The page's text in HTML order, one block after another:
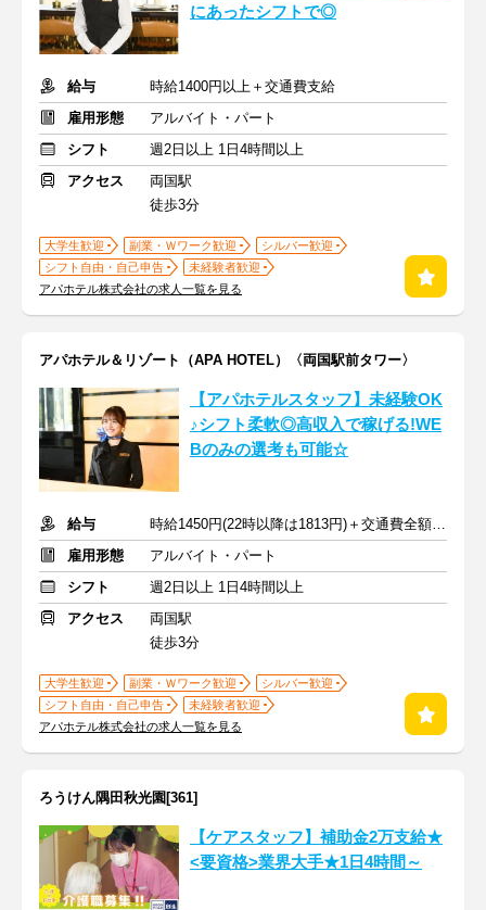
にあったシフトで◎
給与
時給1400円以上＋交通費支給
雇用形態
アルバイト・パート
シフト
週2日以上 1日4時間以上
アクセス
両国駅
徒歩3分
大学生歓迎 副業・Ｗワーク歓迎
シルバー歓迎
シフト自由・自己申告
未経験者歓迎
アパホテル株式会社の求人一覧を見る
アパホテル＆リゾート（APA HOTEL）〈両国駅前タワー〉
【アパホテルスタッフ】未経験OK
♪シフト柔軟◎高収入で稼げる!WE
Bのみの選考も可能☆
給与
時給1450円(22時以降は1813円)＋交通費全額支給
雇用形態
アルバイト・パート
シフト
週2日以上 1日4時間以上
アクセス
両国駅
徒歩3分
大学生歓迎 副業・Ｗワーク歓迎
シルバー歓迎
シフト自由・自己申告
未経験者歓迎
アパホテル株式会社の求人一覧を見る
ろうけん隅田秋光園[361]
【ケアスタッフ】補助金2万支給★
<要資格>業界大手★1日4時間～